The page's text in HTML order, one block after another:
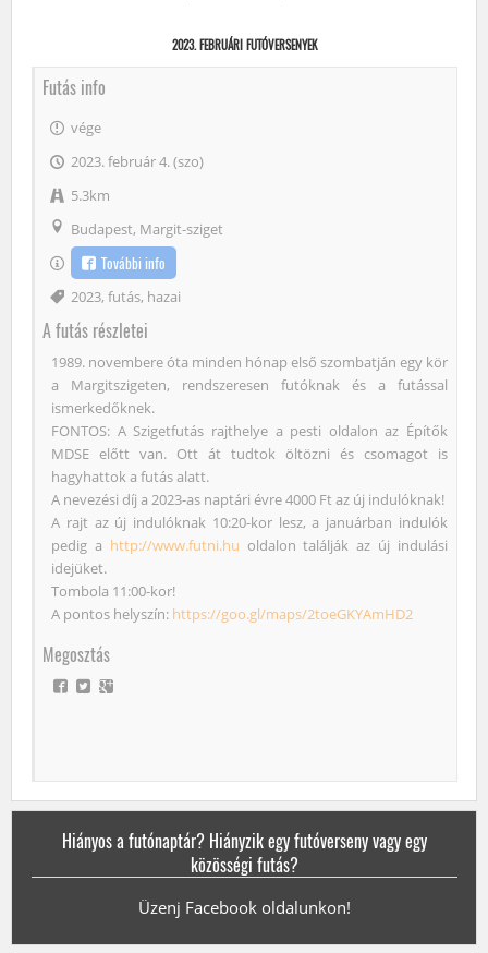
2023. FEBRUÁRI FUTÓVERSENYEK
Futás info
vége
2023. február 4. (szo)
5.3km
Budapest, Margit-sziget
További info
Címke
2023, futás, hazai
A futás részletei
1989. novembere óta minden hónap első szombatján egy kör
a Margitszigeten, rendszeresen futóknak és a futással
ismerkedőknek.
FONTOS: A Szigetfutás rajthelye a pesti oldalon az Építők
MDSE előtt van. Ott át tudtok öltözni és csomagot is
hagyhattok a futás alatt.
A nevezési díj a 2023-as naptári évre 4000 Ft az új indulóknak!
A rajt az új indulóknak 10:20-kor lesz, a januárban indulók
pedig a http://www.futni.hu oldalon találják az új indulási
idejüket.
Tombola 11:00-kor!
A pontos helyszín: https://goo.gl/maps/2toeGKYAmHD2
Megosztás
Hiányos a futónaptár? Hiányzik egy futóverseny vagy egy
közösségi futás?
Üzenj Facebook oldalunkon!